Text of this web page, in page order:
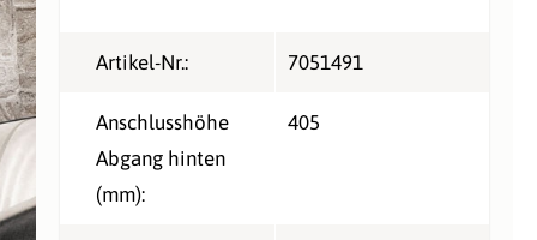
Artikel-Nr.: 7051491
Anschlusshöhe
Abgang hinten
(mm):
405